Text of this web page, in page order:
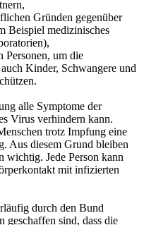
Gründen gegenüber
Beispiel medizinisches
Personen, um die
Kinder, Schwangere und
alle Symptome der
Virus verhindern kann.
trotz Impfung eine
Aus diesem Grund bleiben
wichtig. Jede Person kann
mit infizierten
durch den Bund
geschaffen sind, dass die